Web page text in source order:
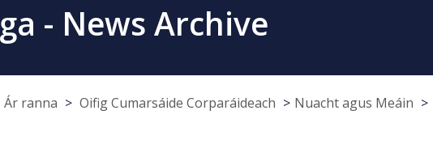
ga - News Archive
Ár ranna Oifig Cumarsáide Corparáideach Nuacht agus Meáin